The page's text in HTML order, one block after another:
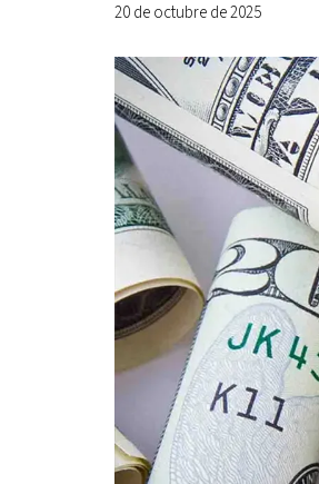
20 de octubre de 2025